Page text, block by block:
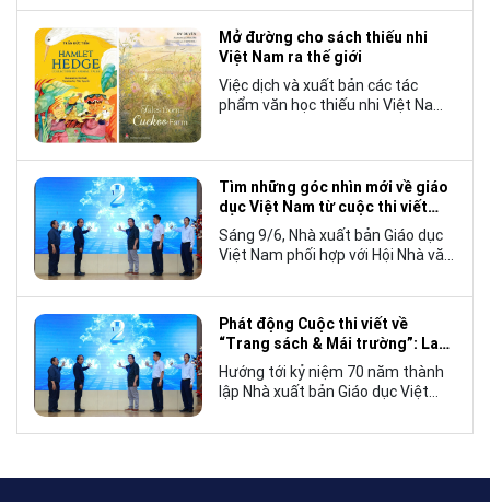
chương trẻ khi cán mốc 1.000 bản
tiêu thụ.
Mở đường cho sách thiếu nhi
Việt Nam ra thế giới
Việc dịch và xuất bản các tác
phẩm văn học thiếu nhi Việt Nam
tế, mà còn góp phần đưa những
câu chuyện mang đậm bản sắc
văn hóa Việt Nam bước ra thế giới.
Tìm những góc nhìn mới về giáo
dục Việt Nam từ cuộc thi viết
“Trang sách và Mái trường”
Sáng 9/6, Nhà xuất bản Giáo dục
Việt Nam phối hợp với Hội Nhà văn
cuộc thi viết về “Trang sách và
Mái trường”, hướng tới kỷ niệm 70
năm thành lập Nhà xuất bản Giáo
dục Việt Nam vào năm 2027.
Phát động Cuộc thi viết về
“Trang sách & Mái trường”: Lan
tỏa tình yêu học tập, tôn vinh
những giá trị bền vững của giáo
dục
Hướng tới kỷ niệm 70 năm thành
lập Nhà xuất bản Giáo dục Việt
NXBGDVN phối hợp với Hội Nhà